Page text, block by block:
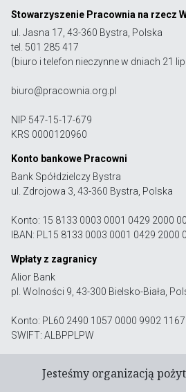
Stowarzyszenie Pracownia na rzecz
ul. Jasna 17, 43-360 Bystra, Polska
tel. 501 285 417
(biuro i telefon nieczynne w dniach 21
biuro@pracownia.org.pl
NIP 547-15-17-679
KRS 0000120960
Konto bankowe Pracowni
Bank Spółdzielczy Bystra
ul. Zdrojowa 3, 43-360 Bystra, Polska
Konto: 15 8133 0003 0001 0429 2000
IBAN: PL15 8133 0003 0001 0429 2000
Wpłaty z zagranicy
Alior Bank
pl. Wolności 9, 43-300 Bielsko-Biała,
Konto: PL60 2490 1057 0000 9902
SWIFT: ALBPPLPW
Jesteśmy organizacją